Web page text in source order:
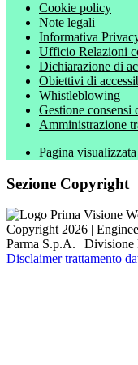
Cookie policy
Note legali
Informativa
Ufficio Relazioni
Dichiarazione di
Obiettivi di
Whistleblowing
Gestione consensi
Amministrazione
Pagina visualizzata
Sezione Copyright
Copyright 2026 |
Parma S.p.A. |
Disclaimer trattamento